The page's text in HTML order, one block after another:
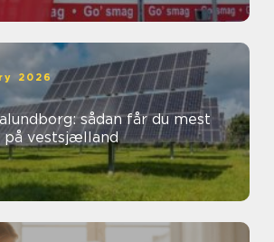
2026
sådan får du mest
på vestsjælland